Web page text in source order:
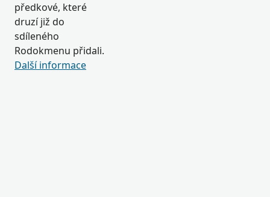
předkové, které
druzí již do
sdíleného
Rodokmenu přidali.
Další informace